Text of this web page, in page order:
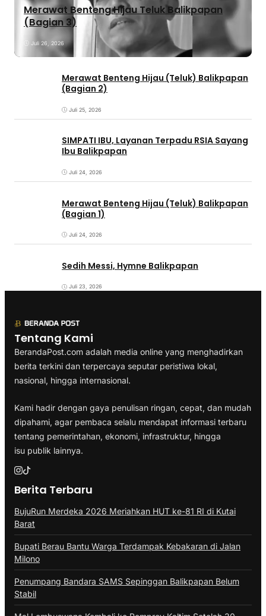
Merawat Benteng Hijau Teluk Balikpapan
(Bagian 3)
Juli 26, 2026
Merawat Benteng Hijau (Teluk) Balikpapan
(Bagian 2)
Juli 25, 2026
SIMPATI IBU, Layanan Terpadu RSIA Sayang
Ibu Balikpapan
Juli 24, 2026
Merawat Benteng Hijau (Teluk) Balikpapan
(Bagian 1)
Juli 24, 2026
Sedih Messi, Hymne Balikpapan
Juli 23, 2026
Tentang Kami
BerandaPost.com adalah media online yang menghadirkan
berita terkini dan terpercaya seputar peristiwa lokal,
nasional, hingga internasional.
Kami hadir dengan gaya penulisan ringan, cepat, dan mudah
dipahami, agar pembaca selalu mendapat informasi terbaru
tentang pemerintahan, ekonomi, infrastruktur, hingga
isu publik lainnya.
Berita Terbaru
BujuRun Merdeka 2026 Meriahkan HUT ke-81 RI di Kutai
Barat
Bupati Berau Bantu Warga Terdampak Kebakaran di Jalan
Milono
Penumpang Bandara SAMS Sepinggan Balikpapan Belum
Stabil